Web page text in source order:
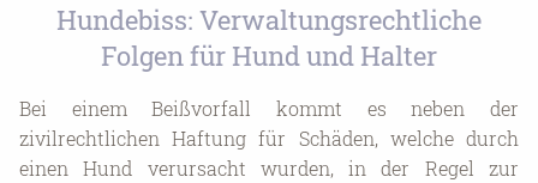
Hundebiss: Verwaltungsrechtliche
Folgen für Hund und Halter
Bei einem Beißvorfall kommt es neben der
zivilrechtlichen Haftung für Schäden, welche durch
einen Hund verursacht wurden, in der Regel zur